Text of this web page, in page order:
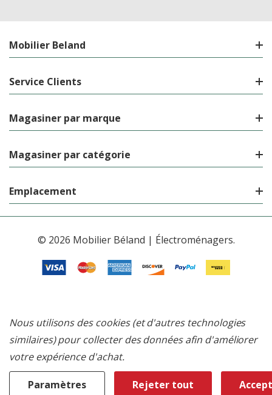
Mobilier Beland
Service Clients
Magasiner par marque
Magasiner par catégorie
Emplacement
© 2026 Mobilier Béland | Électroménagers.
Nous utilisons des cookies (et d'autres technologies
similaires) pour collecter des données afin d'améliorer
votre expérience d'achat.
Paramètres Rejeter tout